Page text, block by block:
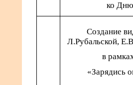
ко
Создание
Л.Рубальской,
в
«Зарядись